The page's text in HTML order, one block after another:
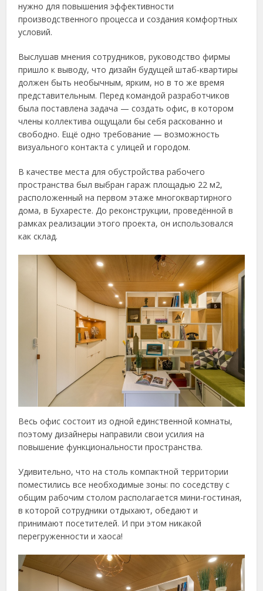
нужно для повышения эффективности
производственного процесса и создания комфортных
условий.
Выслушав мнения сотрудников, руководство фирмы
пришло к выводу, что дизайн будущей штаб-квартиры
должен быть необычным, ярким, но в то же время
представительным. Перед командой разработчиков
была поставлена задача — создать офис, в котором
члены коллектива ощущали бы себя раскованно и
свободно. Ещё одно требование — возможность
визуального контакта с улицей и городом.
В качестве места для обустройства рабочего
пространства был выбран гараж площадью 22 м2,
расположенный на первом этаже многоквартирного
дома, в Бухаресте. До реконструкции, проведённой в
рамках реализации этого проекта, он использовался
как склад.
Весь офис состоит из одной единственной комнаты,
поэтому дизайнеры направили свои усилия на
повышение функциональности пространства.
Удивительно, что на столь компактной территории
поместились все необходимые зоны: по соседству с
общим рабочим столом располагается мини-гостиная,
в которой сотрудники отдыхают, обедают и
принимают посетителей. И при этом никакой
перегруженности и хаоса!